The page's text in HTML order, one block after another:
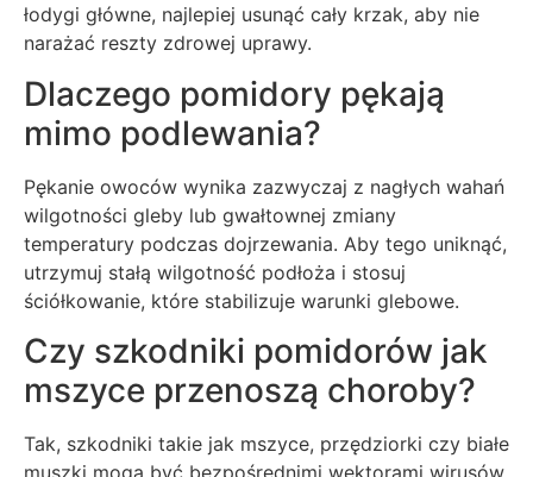
łodygi główne, najlepiej usunąć cały krzak, aby nie
narażać reszty zdrowej uprawy.
Dlaczego pomidory pękają
mimo podlewania?
Pękanie owoców wynika zazwyczaj z nagłych wahań
wilgotności gleby lub gwałtownej zmiany
temperatury podczas dojrzewania. Aby tego uniknąć,
utrzymuj stałą wilgotność podłoża i stosuj
ściółkowanie, które stabilizuje warunki glebowe.
Czy szkodniki pomidorów jak
mszyce przenoszą choroby?
Tak, szkodniki takie jak mszyce, przędziorki czy białe